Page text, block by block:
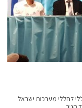
לחללי מערכות ישראל